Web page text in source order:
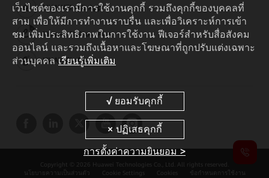
HUAWEI eKit App
Huawei HiKnow App
HUAWEI eFly App
Copyright © 2026 Huawei Technologies Co., Ltd. All rights reserved.
นโยบายความเป็นส่วนตัว
Cookie Settings Cookies ข้อกำหนดการใช้งาน
เว็บไซต์ของเรามีการใช้งานคุกกี้ รวมถึงคุกกี้ของบุคคลที่
สาม เพื่อให้มีการทำงานราบรื่น และเพื่อวิเคราะห์การเข้า
ชม เพิ่มประสิทธิภาพในการใช้งาน ฟีเจอร์สำหรับสื่อสังคม
ออนไลน์ และรวมถึงเนื้อหาและโฆษณาที่ถูกปรับแต่งเฉพาะ
ส่วนบุคคล เรียนรู้เพิ่มเติม
การตั้งค่าความยินยอม >